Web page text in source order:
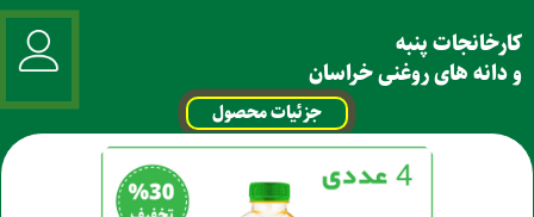
کارخانجات پنبه
و دانه های روغنی خراسان
جزئیات محصول